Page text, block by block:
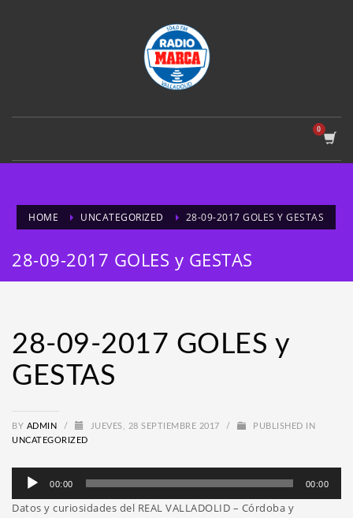
HOME UNCATEGORIZED 28-09-2017 GOLES Y GESTAS
28-09-2017 GOLES y GESTAS
28-09-2017 GOLES y
GESTAS
BY ADMIN / JUEVES, 28 SEPTIEMBRE 2017 /
PUBLISHED IN
UNCATEGORIZED
Reproductor
audio
00:00 00:00
Datos y curiosidades del REAL VALLADOLID – Córdoba y